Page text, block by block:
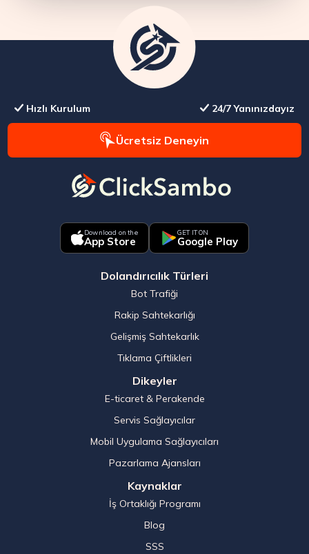
Hızlı Kurulum 24/7 Yanınızdayız
Ücretsiz Deneyin
Download on the
App Store
GET IT ON
Google Play
Dolandırıcılık Türleri
Bot Trafiği
Rakip Sahtekarlığı
Gelişmiş Sahtekarlık
Tıklama Çiftlikleri
Dikeyler
E-ticaret & Perakende
Servis Sağlayıcılar
Mobil Uygulama Sağlayıcıları
Pazarlama Ajansları
Kaynaklar
İş Ortaklığı Programı
Blog
SSS